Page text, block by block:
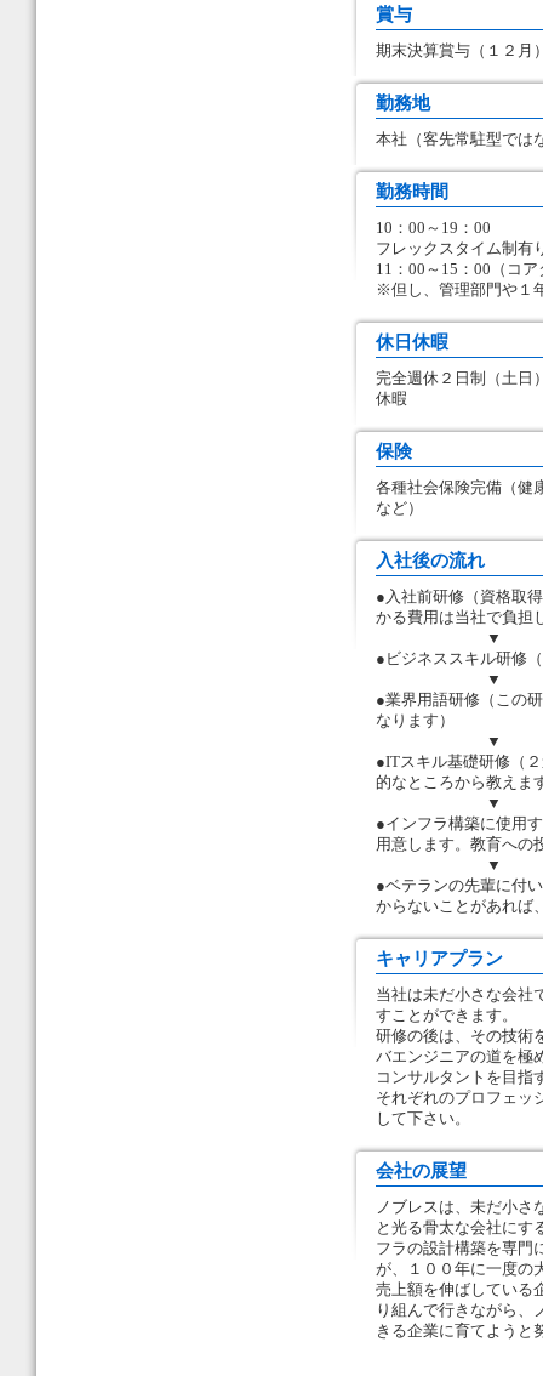
賞与
期末決算賞与（１２月
勤務地
本社（客先常駐型では
勤務時間
10：00～19：00
フレックスタイム制有
11：00～15：00（コ
※但し、管理部門や１
休日休暇
完全週休２日制（土日
休暇
保険
各種社会保険完備（健
など）
入社後の流れ
●入社前研修（資格取
かる費用は当社で負担
▼
●ビジネススキル研修
▼
●業界用語研修（この
なります）
▼
●ITスキル基礎研修（
的なところから教えま
▼
●インフラ構築に使用
用意します。教育への
▼
●ベテランの先輩に付
からないことがあれば
キャリアプラン
当社は未だ小さな会社
すことができます。
研修の後は、その技術
バエンジニアの道を極
コンサルタントを目指
それぞれのプロフェッ
して下さい。
会社の展望
ノブレスは、未だ小さ
と光る骨太な会社にす
フラの設計構築を専門
が、１００年に一度の
売上額を伸ばしている
り組んで行きながら、
きる企業に育てようと